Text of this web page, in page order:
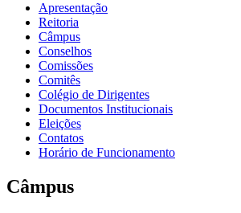
Apresentação
Reitoria
Câmpus
Conselhos
Comissões
Comitês
Colégio de Dirigentes
Documentos Institucionais
Eleições
Contatos
Horário de Funcionamento
Câmpus